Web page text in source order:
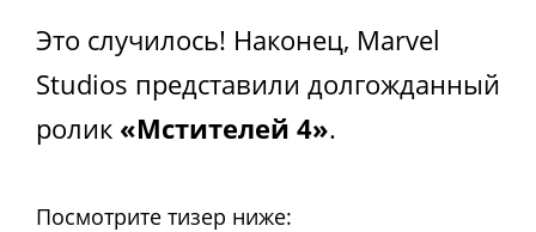
Это случилось! Наконец, Marvel
Studios представили долгожданный
ролик «Мстителей 4».
Посмотрите тизер ниже: